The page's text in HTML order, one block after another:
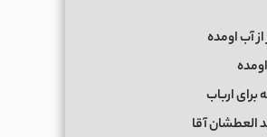
آب اومده
ارباب
العطشان آقا